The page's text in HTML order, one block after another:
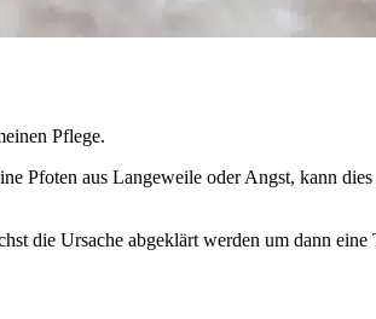
Pflege.
Pfoten aus Langeweile oder Angst, kann
die Ursache abgeklärt werden um dann